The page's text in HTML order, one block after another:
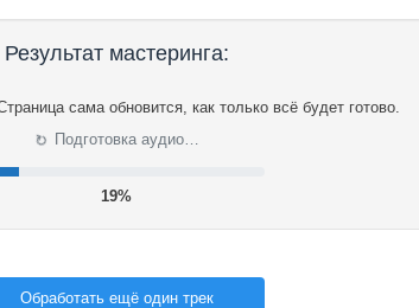
Результат мастеринга:
сама обновится, как только всё будет готово.
⟳ Подготовка аудио…
20%
Обработать ещё один трек